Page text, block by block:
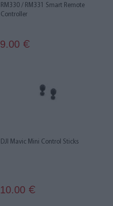
RM330 / RM331 Smart Remote
Controller
9.00 €
DJI Mavic Mini Control Sticks
10.00 €